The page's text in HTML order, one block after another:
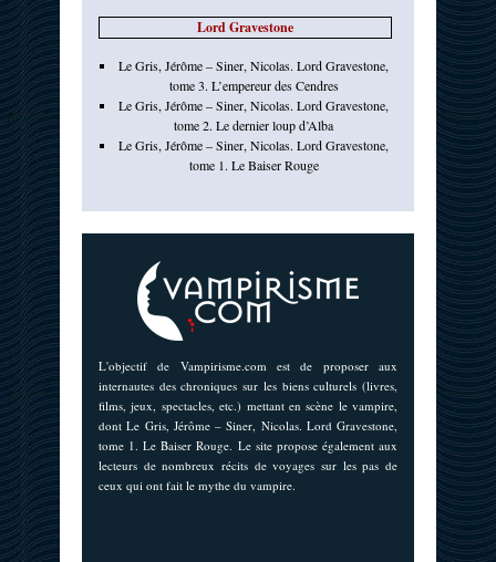
Lord Gravestone
Le Gris, Jérôme – Siner, Nicolas. Lord Gravestone,
tome 3. L’empereur des Cendres
Le Gris, Jérôme – Siner, Nicolas. Lord Gravestone,
tome 2. Le dernier loup d’Alba
Le Gris, Jérôme – Siner, Nicolas. Lord Gravestone,
tome 1. Le Baiser Rouge
L'objectif de Vampirisme.com est de proposer aux
internautes des chroniques sur les biens culturels (livres,
films, jeux, spectacles, etc.) mettant en scène le vampire,
dont Le Gris, Jérôme – Siner, Nicolas. Lord Gravestone,
tome 1. Le Baiser Rouge. Le site propose également aux
lecteurs de nombreux récits de voyages sur les pas de
ceux qui ont fait le mythe du vampire.